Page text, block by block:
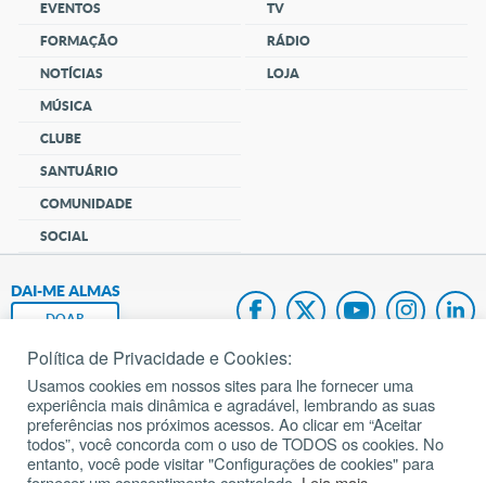
EVENTOS
FORMAÇÃO
NOTÍCIAS
MÚSICA
CLUBE
SANTUÁRIO
COMUNIDADE
SOCIAL
TV
RÁDIO
LOJA
DAI-ME ALMAS
DOAR
Fundação João Paulo II
Pedido de Oração
Mapa do site
Política de Privacidade e Cookies:
Usamos cookies em nossos sites para lhe fornecer uma
experiência mais dinâmica e agradável, lembrando as suas
preferências nos próximos acessos. Ao clicar em “Aceitar
todos”, você concorda com o uso de TODOS os cookies. No
entanto, você pode visitar "Configurações de cookies" para